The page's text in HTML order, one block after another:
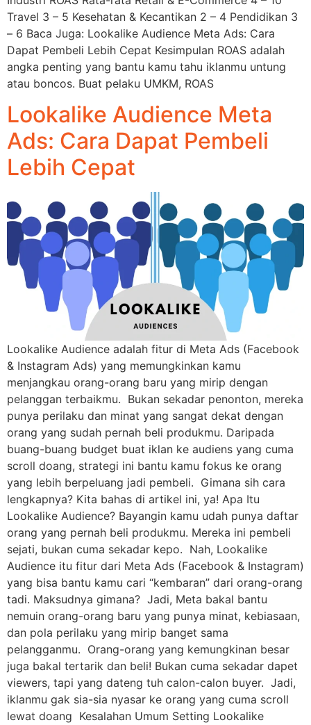
Travel 3 – 5 Kesehatan & Kecantikan 2 – 4 Pendidikan 3
– 6 Baca Juga: Lookalike Audience Meta Ads: Cara
Dapat Pembeli Lebih Cepat Kesimpulan ROAS adalah
angka penting yang bantu kamu tahu iklanmu untung
atau boncos. Buat pelaku UMKM, ROAS
Lookalike Audience Meta
Ads: Cara Dapat Pembeli
Lebih Cepat
Lookalike Audience adalah fitur di Meta Ads (Facebook
& Instagram Ads) yang memungkinkan kamu
menjangkau orang-orang baru yang mirip dengan
pelanggan terbaikmu. Bukan sekadar penonton, mereka
punya perilaku dan minat yang sangat dekat dengan
orang yang sudah pernah beli produkmu. Daripada
buang-buang budget buat iklan ke audiens yang cuma
scroll doang, strategi ini bantu kamu fokus ke orang
yang lebih berpeluang jadi pembeli. Gimana sih cara
lengkapnya? Kita bahas di artikel ini, ya! Apa Itu
Lookalike Audience? Bayangin kamu udah punya daftar
orang yang pernah beli produkmu. Mereka ini pembeli
sejati, bukan cuma sekadar kepo. Nah, Lookalike
Audience itu fitur dari Meta Ads (Facebook & Instagram)
yang bisa bantu kamu cari “kembaran” dari orang-orang
tadi. Maksudnya gimana? Jadi, Meta bakal bantu
nemuin orang-orang baru yang punya minat, kebiasaan,
dan pola perilaku yang mirip banget sama
pelangganmu. Orang-orang yang kemungkinan besar
juga bakal tertarik dan beli! Bukan cuma sekadar dapet
viewers, tapi yang dateng tuh calon-calon buyer. Jadi,
iklanmu gak sia-sia nyasar ke orang yang cuma scroll
lewat doang Kesalahan Umum Setting Lookalike